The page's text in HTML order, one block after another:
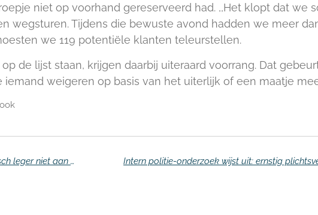
niet op voorhand gereserveerd had. ,,Het klopt dat we
wegsturen. Tijdens die bewuste avond hadden we meer
we 119 potentiële klanten teleurstellen.
de lijst staan, krijgen daarbij uiteraard voorrang. Dat
weigeren op basis van het uiterlijk of een maatje
Rusland waarschuwt VS om Syrisch leger niet aan te vallen